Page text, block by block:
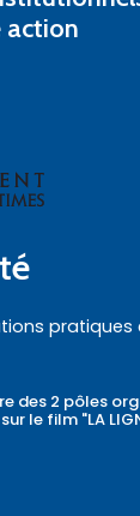
action
pratiques
des 2 pôles
le film "LA